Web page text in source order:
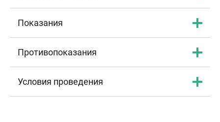
Показания
Противопоказания
Условия проведения